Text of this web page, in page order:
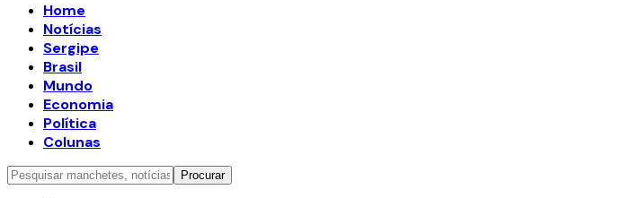
Home
Notícias
Sergipe
Brasil
Mundo
Economia
Política
Colunas